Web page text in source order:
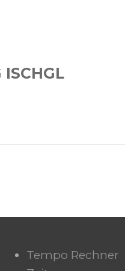
ISCHGL
Tempo Rechner